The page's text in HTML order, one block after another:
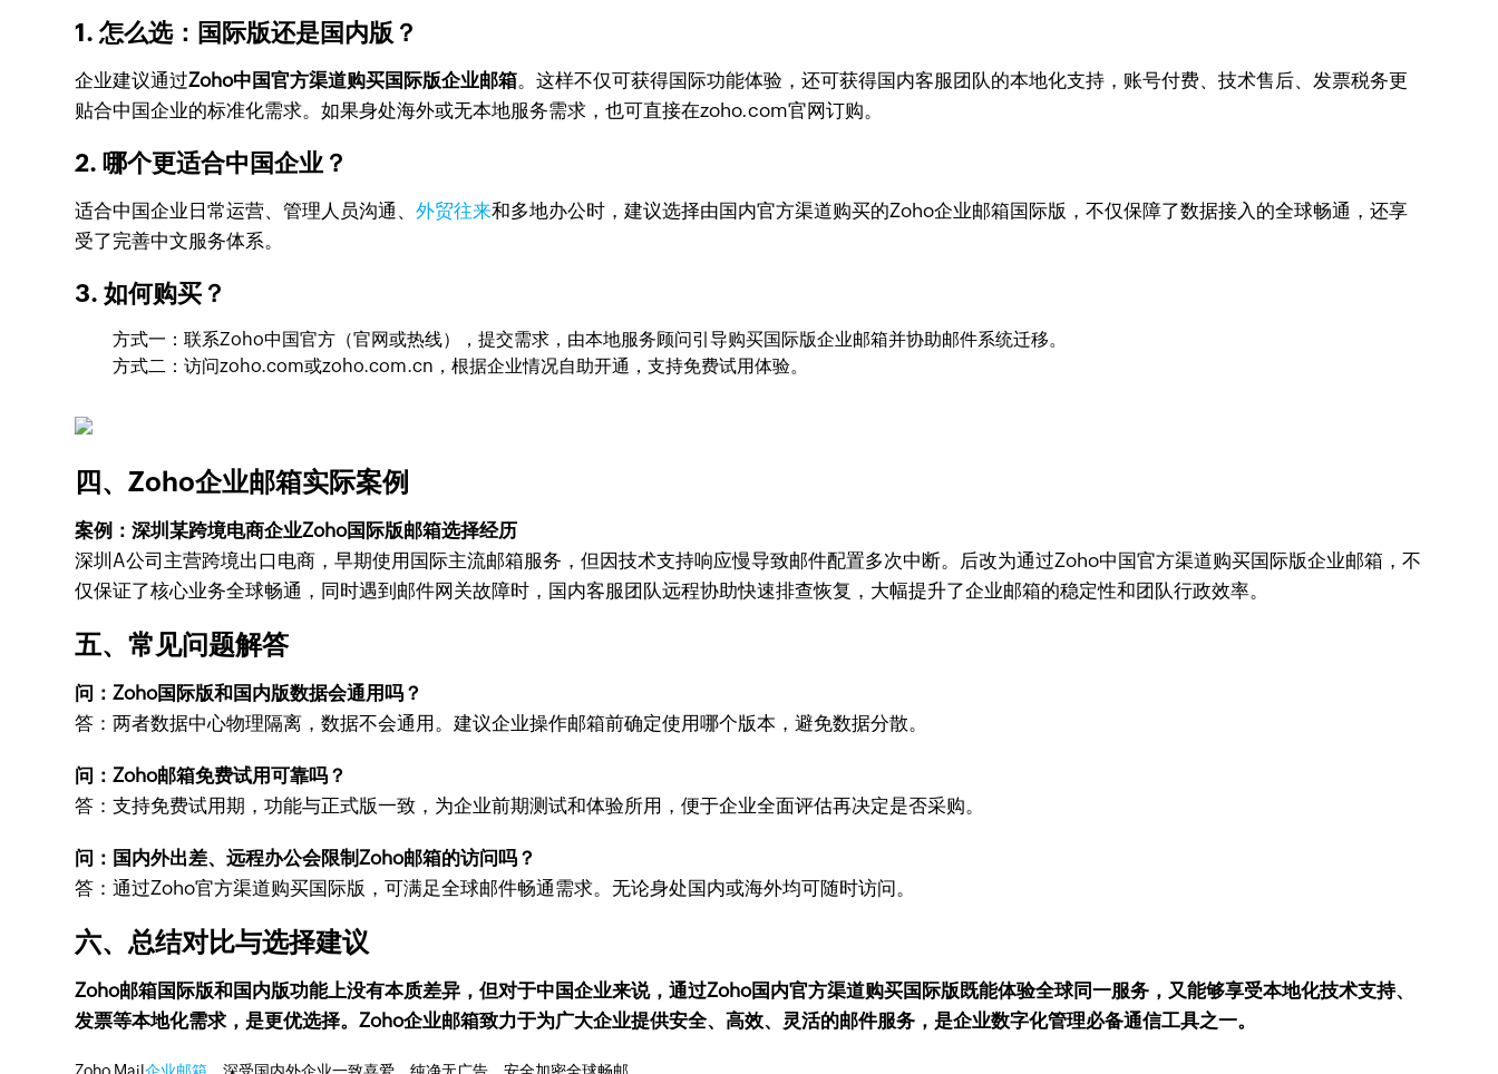
1. 怎么选：国际版还是国内版？
企业建议通过Zoho中国官方渠道购买国际版企业邮箱。这样不仅可获得国际功能体验，还可获得国内客服团队的本地化支持，账号付费、技术售后、发票税务更
贴合中国企业的标准化需求。如果身处海外或无本地服务需求，也可直接在zoho.com官网订购。
2. 哪个更适合中国企业？
适合中国企业日常运营、管理人员沟通、外贸往来和多地办公时，建议选择由国内官方渠道购买的Zoho企业邮箱国际版，不仅保障了数据接入的全球畅通，还享
受了完善中文服务体系。
3. 如何购买？
方式一：联系Zoho中国官方（官网或热线），提交需求，由本地服务顾问引导购买国际版企业邮箱并协助邮件系统迁移。
方式二：访问zoho.com或zoho.com.cn，根据企业情况自助开通，支持免费试用体验。
四、Zoho企业邮箱实际案例
案例：深圳某跨境电商企业Zoho国际版邮箱选择经历
深圳A公司主营跨境出口电商，早期使用国际主流邮箱服务，但因技术支持响应慢导致邮件配置多次中断。后改为通过Zoho中国官方渠道购买国际版企业邮箱，不
仅保证了核心业务全球畅通，同时遇到邮件网关故障时，国内客服团队远程协助快速排查恢复，大幅提升了企业邮箱的稳定性和团队行政效率。
五、常见问题解答
问：Zoho国际版和国内版数据会通用吗？
答：两者数据中心物理隔离，数据不会通用。建议企业操作邮箱前确定使用哪个版本，避免数据分散。
问：Zoho邮箱免费试用可靠吗？
答：支持免费试用期，功能与正式版一致，为企业前期测试和体验所用，便于企业全面评估再决定是否采购。
问：国内外出差、远程办公会限制Zoho邮箱的访问吗？
答：通过Zoho官方渠道购买国际版，可满足全球邮件畅通需求。无论身处国内或海外均可随时访问。
六、总结对比与选择建议
Zoho邮箱国际版和国内版功能上没有本质差异，但对于中国企业来说，通过Zoho国内官方渠道购买国际版既能体验全球同一服务，又能够享受本地化技术支持、
发票等本地化需求，是更优选择。Zoho企业邮箱致力于为广大企业提供安全、高效、灵活的邮件服务，是企业数字化管理必备通信工具之一。